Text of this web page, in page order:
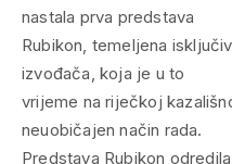
nastala prva predstava
Rubikon, temeljena
izvođača, koja je u to
vrijeme na riječkoj
neuobičajen način rada.
Predstava Rubikon